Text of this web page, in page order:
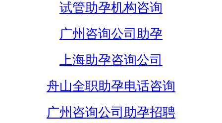
试管助孕机构咨询
广州咨询公司助孕
上海助孕咨询公司
舟山全职助孕电话咨询
广州咨询公司助孕招聘